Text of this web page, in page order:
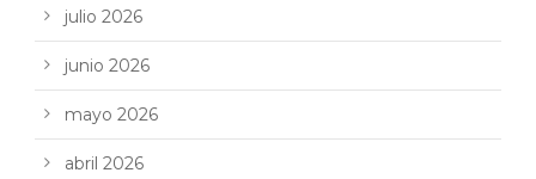
julio 2026
junio 2026
mayo 2026
abril 2026